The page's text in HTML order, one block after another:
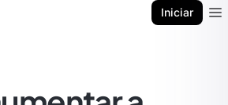
Iniciar